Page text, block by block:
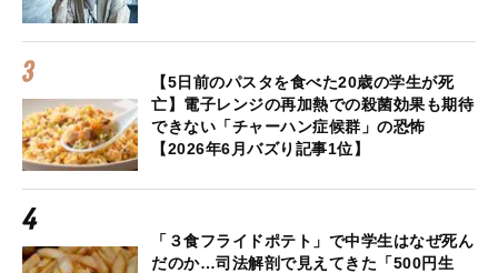
【5日前のパスタを食べた20歳の学生が死
亡】電子レンジの再加熱での殺菌効果も期待
できない「チャーハン症候群」の恐怖
【2026年6月バズり記事1位】
「３食フライドポテト」で中学生はなぜ死ん
だのか…司法解剖で見えてきた「500円生